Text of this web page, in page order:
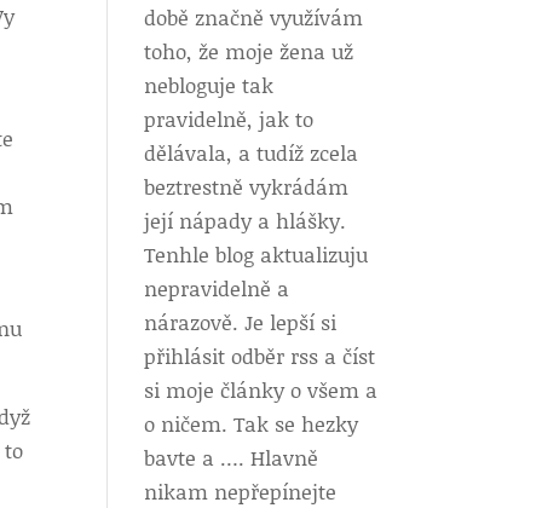
době značně využívám
toho, že moje žena už
nebloguje tak
pravidelně, jak to
dělávala, a tudíž zcela
beztrestně vykrádám
její nápady a hlášky.
Tenhle blog aktualizuju
nepravidelně a
nárazově. Je lepší si
přihlásit odběr rss a číst
si moje články o všem a
o ničem. Tak se hezky
bavte a …. Hlavně
nikam nepřepínejte